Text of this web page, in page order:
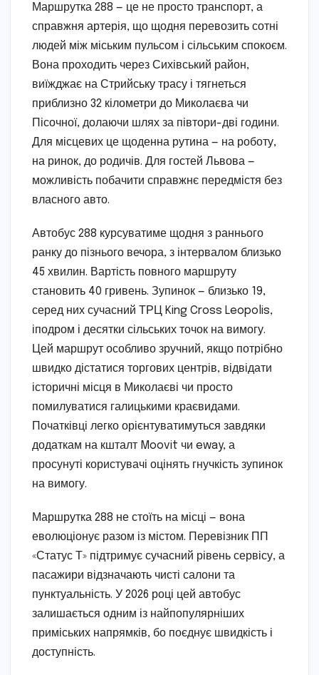
Маршрутка 288 — це не просто транспорт, а
справжня артерія, що щодня перевозить сотні
людей між міським пульсом і сільським спокоєм.
Вона проходить через Сихівський район,
виїжджає на Стрийську трасу і тягнеться
приблизно 32 кілометри до Миколаєва чи
Пісочної, долаючи шлях за півтори-дві години.
Для місцевих це щоденна рутина — на роботу,
на ринок, до родичів. Для гостей Львова —
можливість побачити справжнє передмістя без
власного авто.
Автобус 288 курсуватиме щодня з раннього
ранку до пізнього вечора, з інтервалом близько
45 хвилин. Вартість повного маршруту
становить 40 гривень. Зупинок — близько 19,
серед них сучасний ТРЦ King Cross Leopolis,
іподром і десятки сільських точок на вимогу.
Цей маршрут особливо зручний, якщо потрібно
швидко дістатися торгових центрів, відвідати
історичні місця в Миколаєві чи просто
помилуватися галицькими краєвидами.
Початківці легко орієнтуватимуться завдяки
додаткам на кшталт Moovit чи eway, а
просунуті користувачі оцінять гнучкість зупинок
на вимогу.
Маршрутка 288 не стоїть на місці — вона
еволюціонує разом із містом. Перевізник ПП
«Статус Т» підтримує сучасний рівень сервісу, а
пасажири відзначають чисті салони та
пунктуальність. У 2026 році цей автобус
залишається одним із найпопулярніших
приміських напрямків, бо поєднує швидкість і
доступність.